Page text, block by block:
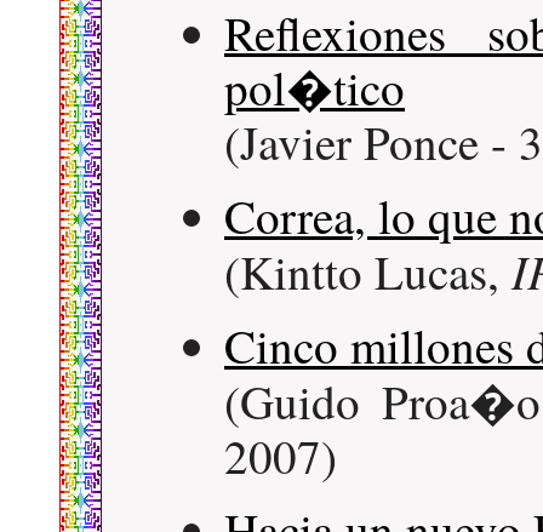
Reflexiones
pol�tico
(Javier Ponce -
Correa, lo que
(Kintto Lucas,
Cinco millones
(Guido
2007)